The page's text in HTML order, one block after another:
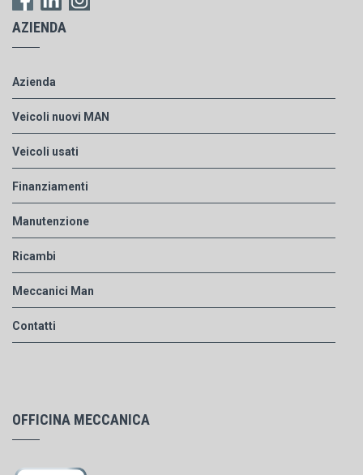
AZIENDA
Azienda
Veicoli nuovi MAN
Veicoli usati
Finanziamenti
Manutenzione
Ricambi
Meccanici Man
Contatti
OFFICINA MECCANICA